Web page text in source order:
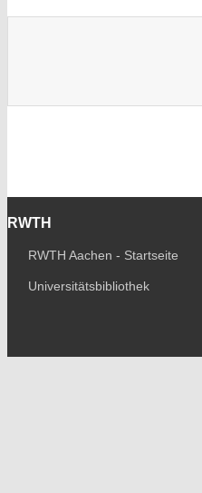
RWTH
RWTH Aachen - Startseite
Universitätsbibliothek